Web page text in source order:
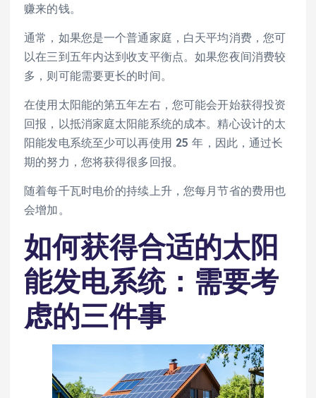
赚来的钱。
通常，如果您是一个普通家庭，白天平均消费，您可
以在三到五年内达到收支平衡点。如果您夜间消费较
多，则可能需要更长的时间。
在使用太阳能的第五年左右，您可能会开始获得投资
回报，以抵消家庭太阳能系统的成本。精心设计的太
阳能发电系统至少可以再使用 25 年，因此，通过长
期的努力，您将获得很多回报。
随着每千瓦时电价的持续上升，您每月节省的费用也
会增加。
如何获得合适的太阳
能发电系统：需要考
虑的三件事